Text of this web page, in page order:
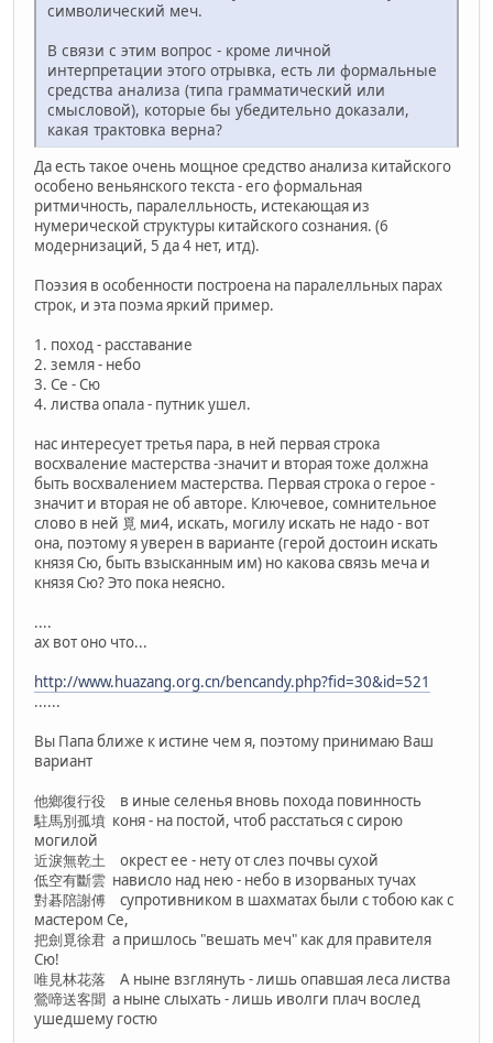
символический меч.
В связи с этим вопрос - кроме личной
интерпретации этого отрывка, есть ли формальные
средства анализа (типа грамматический или
смысловой), которые бы убедительно доказали,
какая трактовка верна?
Да есть такое очень мощное средство анализа китайского
особено веньянского текста - его формальная
ритмичность, паралелльность, истекающая из
нумерической структуры китайского сознания. (6
модернизаций, 5 да 4 нет, итд).
Поэзия в особенности построена на паралелльных парах
строк, и эта поэма яркий пример.
1. поход - расставание
2. земля - небо
3. Се - Сю
4. листва опала - путник ушел.
нас интересует третья пара, в ней первая строка
восхваление мастерства -значит и вторая тоже должна
быть восхвалением мастерства. Первая строка о герое -
значит и вторая не об авторе. Ключевое, сомнительное
слово в ней 覓 ми4, искать, могилу искать не надо - вот
она, поэтому я уверен в варианте (герой достоин искать
князя Сю, быть взысканным им) но какова связь меча и
князя Сю? Это пока неясно.
....
ах вот оно что...
http://www.huazang.org.cn/bencandy.php?fid=30&id=521
......
Вы Папа ближе к истине чем я, поэтому принимаю Ваш
вариант
他鄉復行役 в иные селенья вновь похода повинность
駐馬別孤墳 коня - на постой, чтоб расстаться с сирою
могилой
近淚無乾土 окрест ее - нету от слез почвы сухой
低空有斷雲 нависло над нею - небо в изорваных тучах
對碁陪謝傅 супротивником в шахматах были с тобою как с
мастером Се,
把劍覓徐君 а пришлось "вешать меч" как для правителя
Сю!
唯見林花落 А ныне взглянуть - лишь опавшая леса листва
鶯啼送客聞 а ныне слыхать - лишь иволги плач вослед
ушедшему гостю